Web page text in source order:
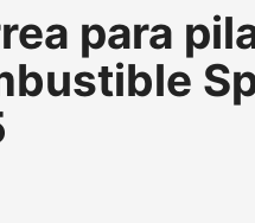
para